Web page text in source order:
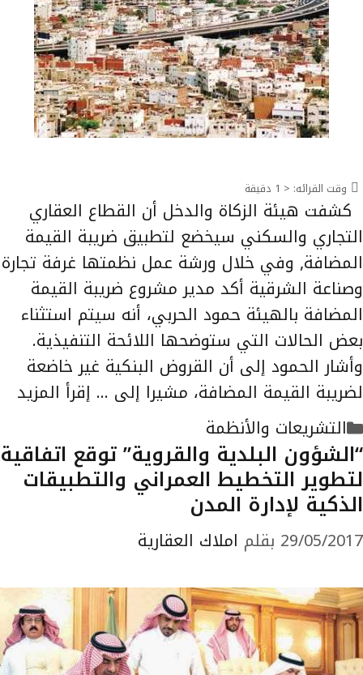
وقت القرائه: < 1 دقيقة
كشفت هيئة الزكاة والدخل أن القطاع العقاري
التجاري والسكني سيخضع لتطبيق ضريبة القيمة
المضافة, وفي خلال ورشة عمل نظمتها غرفة تجارة
وصناعة الشرقية أكد مدير مشروع ضريبة القيمة
المضافة بالهيئة حمود الحربي، أنه سيتم استثناء
بعض الحالات التي ستوضحها اللائحة التنفيذية.
وأشار الحمود إلى أن القروض البنكية غير خاضعة
لضريبة القيمة المضافة، مشيرا إلى … إقرأ المزيد
التصنيفات
التشريعات والأنظمة
“الشؤون البلدية والقروية” توقع اتفاقية
لتطوير التخطيط العمراني والتطبيقات
الذكية لإدارة المدن
29/05/2017 بقلم املاك العقارية